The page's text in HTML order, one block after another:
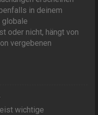
in deinem
globale
oder nicht, hängt von
vergebenen
wichtige